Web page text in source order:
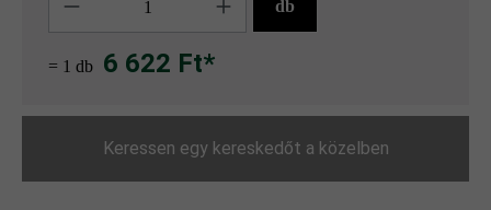
db
= 1 db 6 622 Ft*
Keressen egy kereskedőt a közelben